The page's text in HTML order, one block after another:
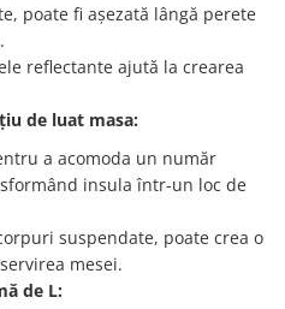
poate fi așezată lângă perete
reflectante ajută la crearea
de luat masa:
a acomoda un număr
insula într-un loc de
suspendate, poate crea o
mesei.
de L: